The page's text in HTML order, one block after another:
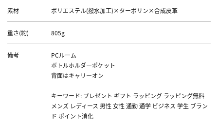
素材 ポリエステル(撥水加工)×ターポリン×合成皮革
重さ(約) 805g
備考
PCルーム
ボトルホルダーポケット
背面はキャリーオン
キーワード: プレゼント ギフト ラッピング ラッピング無料
メンズ レディース 男性 女性 通勤 通学 ビジネス 学生 ブラン
ド ポイント消化